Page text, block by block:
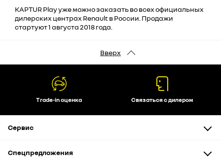
KAPTUR Play уже можно заказать во всех официальных
дилерских центрах Renault в России. Продажи
стартуют 1 августа 2018 года.
Вверх
Trade-in оценка Связаться с дилером
Сервис
Диагностика и ремонт
Спецпредложения